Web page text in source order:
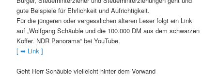
gute Beispiele für Ehrlichkeit und Aufrichtigkeit.
Für die jüngeren oder vergesslichen älteren Leser folgt ein Link
auf „Wolfgang Schäuble und die 100.000 DM aus dem schwarzen
Koffer. NDR Panorama“ bei YouTube.
[ ➡ Link ]
Geht Herr Schäuble vielleicht hinter dem Vorwand